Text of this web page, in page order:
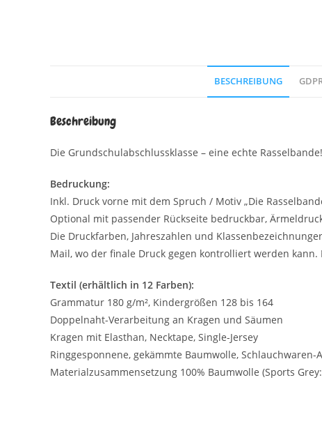
BESCHREIBUNG
Beschreibung
Die Grundschulabschlussklasse – eine echte
Bedruckung:
Inkl. Druck vorne mit dem Spruch / Motiv „Die
Optional mit passender Rückseite bedruckbar,
Die Druckfarben, Jahreszahlen und
Mail, wo der finale Druck gegen kontrolliert werden
Textil (erhältlich in 12 Farben):
Grammatur 180 g/m², Kindergrößen 128 bis 164
Doppelnaht-Verarbeitung an Kragen und Säumen
Kragen mit Elasthan, Necktape, Single-Jersey
Ringgesponnene, gekämmte Baumwolle, Schlauchwaren-
Materialzusammensetzung 100% Baumwolle (Sports